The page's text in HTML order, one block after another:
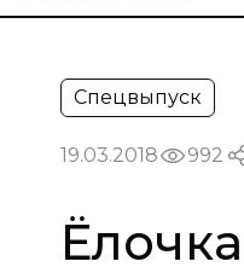
Спецвыпуск
19.03.2018 992